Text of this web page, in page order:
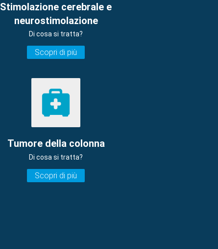
Stimolazione cerebrale e
neurostimolazione
Di cosa si tratta?
Scopri di più
Tumore della colonna
Di cosa si tratta?
Scopri di più